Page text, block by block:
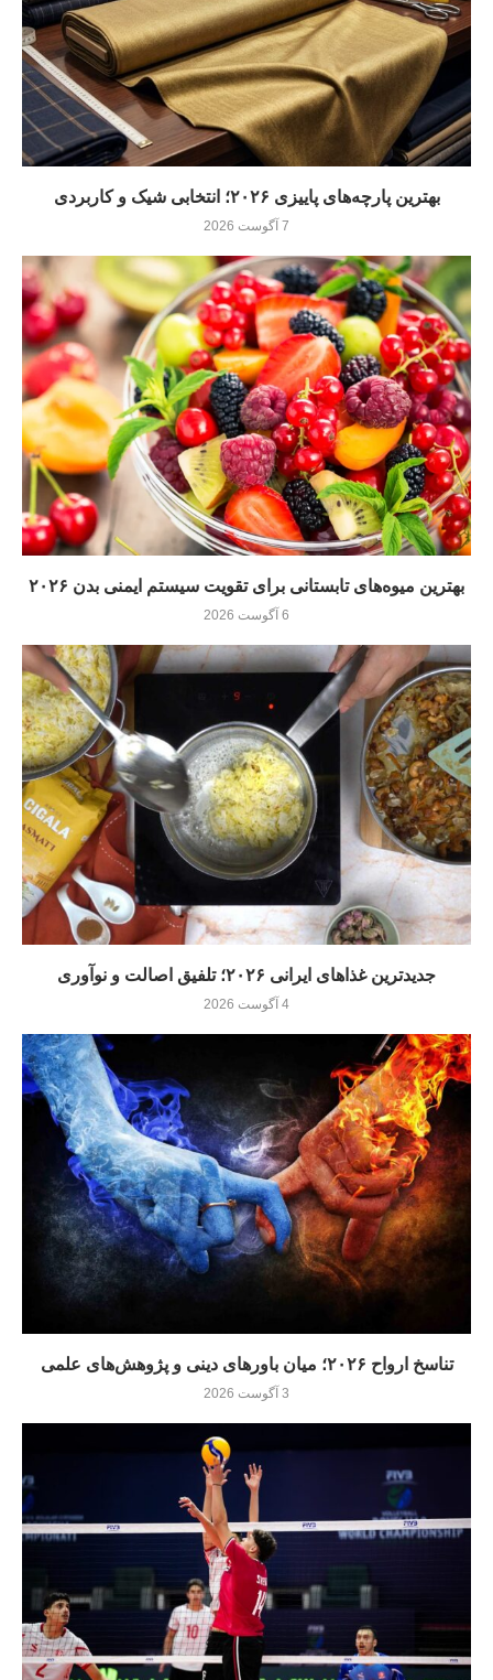
بهترین پارچه‌های پاییزی ۲۰۲۶؛ انتخابی شیک و کاربردی
7 آگوست 2026
بهترین میوه‌های تابستانی برای تقویت سیستم ایمنی بدن ۲۰۲۶
6 آگوست 2026
جدیدترین غذاهای ایرانی ۲۰۲۶؛ تلفیق اصالت و نوآوری
4 آگوست 2026
تناسخ ارواح ۲۰۲۶؛ میان باورهای دینی و پژوهش‌های علمی
3 آگوست 2026